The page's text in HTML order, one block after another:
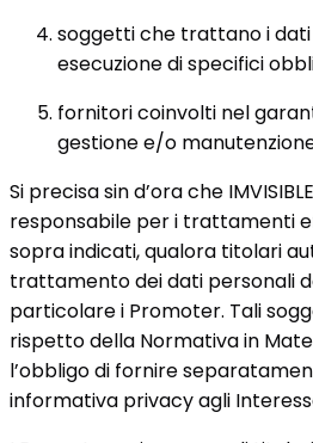
soggetti che trattano i
esecuzione di specifici
fornitori coinvolti nel
gestione e/o
Si precisa sin d’ora che
responsabile per i trattamenti
sopra indicati, qualora titolari
trattamento dei dati personali
particolare i Promoter. Tali
rispetto della Normativa in
l’obbligo di fornire
informativa privacy agli